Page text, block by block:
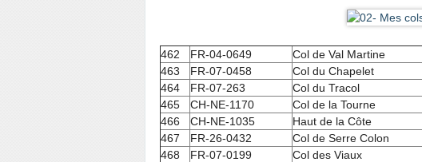
462 FR-04-0649 Col de Val Martine
463
FR-07-0458 Col du Chapelet
464
FR-07-263 Col du Tracol
465
CH-NE-1170 Col de la Tourne
466
CH-NE-1035 Haut de la Côte
467
FR-26-0432 Col de Serre Colon
468
FR-07-0199 Col des Viaux